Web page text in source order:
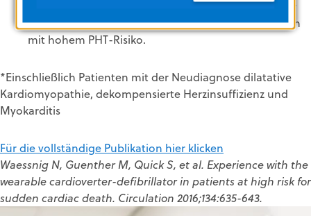
Kardiologie sowie der Europäischen Gesellschaft für
Kardiologie bezüglich der Verwendung bei Patienten
mit hohem PHT-Risiko.
*Einschließlich Patienten mit der Neudiagnose dilatative
Kardiomyopathie, dekompensierte Herzinsuffizienz und
Myokarditis
Für die vollständige Publikation hier klicken
Waessnig N, Guenther M, Quick S, et al. Experience with the
wearable cardioverter-defibrillator in patients at high risk for
sudden cardiac death. Circulation 2016;134:635-643.